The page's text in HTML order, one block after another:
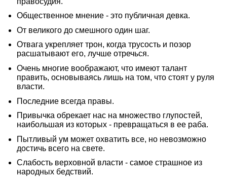
Общественное мнение - это публичная девка.
От великого до смешного один шаг.
Отвага укрепляет трон, когда трусость и позор
расшатывают его, лучше отречься.
Очень многие воображают, что имеют талант
править, основываясь лишь на том, что стоят у руля
власти.
Последние всегда правы.
Привычка обрекает нас на множество глупостей,
наибольшая из которых - превращаться в ее раба.
Пытливый ум может охватить все, но невозможно
достичь всего на свете.
Слабость верховной власти - самое страшное из
народных бедствий.